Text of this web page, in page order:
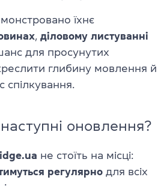
їхнє
, діловому листуванні
для просунутих
глибину мовлення й
спілкування.
оновлення?
не стоїть на місці:
регулярно для всіх